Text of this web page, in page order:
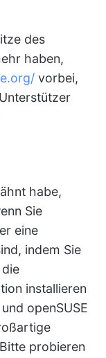
des
haben,
vorbei,
habe,
Sie
eine
indem Sie
installieren
openSUSE
probieren